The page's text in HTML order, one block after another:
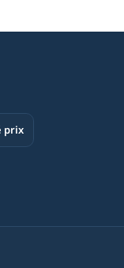
prix